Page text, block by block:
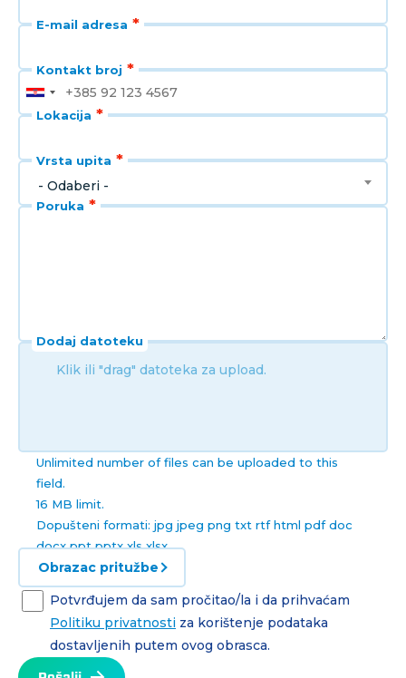
E-mail adresa
Kontakt broj
Lokacija
Vrsta upita
- Odaberi -
Poruka
Dodaj datoteku
Klik ili "drag" datoteka za upload.
Unlimited number of files can be uploaded to this
field.
16 MB limit.
Dopušteni formati: jpg jpeg png txt rtf html pdf doc
docx ppt pptx xls xlsx.
Obrazac pritužbe
Potvrđujem da sam pročitao/la i da prihvaćam
Politiku privatnosti za korištenje podataka
dostavljenih putem ovog obrasca.